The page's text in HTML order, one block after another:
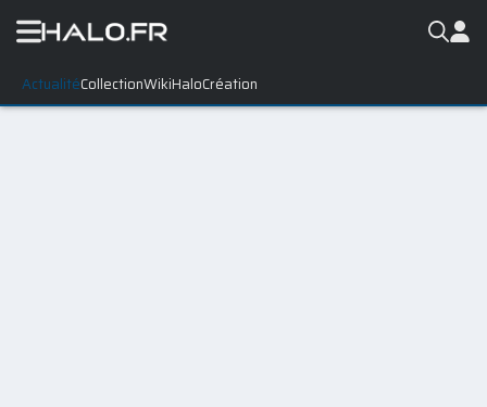
ActualitéCollectionWikiHaloCréation